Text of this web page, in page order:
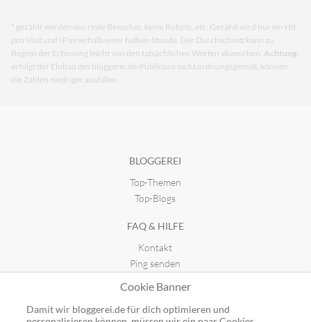
* gezählt werden nur reale Besucher, keine Robots, etc. Gezählt wird nur ein Hit
pro Visit und IP innerhalb einer halben Stunde. Der Durchschnitt kann zu
Beginn der Erfassung leicht von den tatsächlichen Werten abweichen. Achtung:
erfolgt der Einbau des bloggerei.de-Publicons nicht ordnungsgemäß, können
die Zahlen niedriger ausfallen.
BLOGGEREI
Top-Themen
Top-Blogs
FAQ & HILFE
Kontakt
Ping senden
GUTSCHEINE
Cookie Banner
Damit wir bloggerei.de für dich optimieren und